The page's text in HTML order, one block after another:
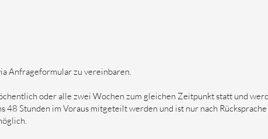
Anfrageformular zu vereinbaren.
oder alle zwei Wochen zum gleichen Zeitpunkt statt und
48 Stunden im Voraus mitgeteilt werden und ist nur nach